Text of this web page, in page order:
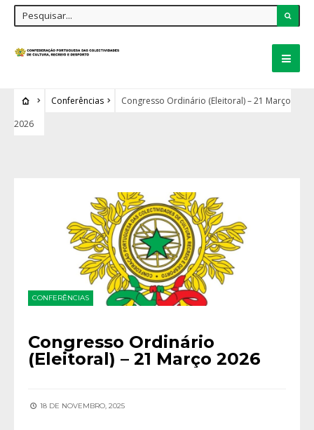
Conferências
Congresso Ordinário (Eleitoral) – 21 Março
2026
CONFERÊNCIAS
Congresso Ordinário
(Eleitoral) – 21 Março 2026
18 DE NOVEMBRO, 2025